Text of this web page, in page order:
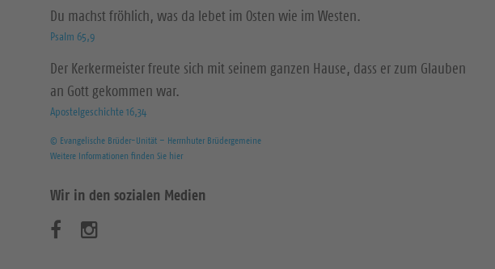
Du machst fröhlich, was da lebet im Osten wie im Westen.
Psalm 65,9
Der Kerkermeister freute sich mit seinem ganzen Hause, dass er zum Glauben
an Gott gekommen war.
Apostelgeschichte 16,34
© Evangelische Brüder-Unität – Herrnhuter Brüdergemeine
Weitere Informationen finden Sie hier
Wir in den sozialen Medien